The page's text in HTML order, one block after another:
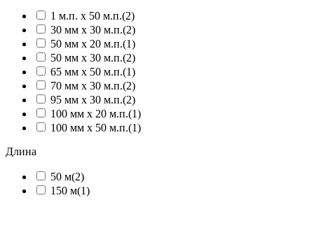
1 м.п. х 50 м.п.(2)
30 мм х 30 м.п.(2)
50 мм х 20 м.п.(1)
50 мм х 30 м.п.(2)
65 мм х 50 м.п.(1)
70 мм х 30 м.п.(2)
95 мм х 30 м.п.(2)
100 мм х 20 м.п.(1)
100 мм х 50 м.п.(1)
Длина
50 м(2)
150 м(1)